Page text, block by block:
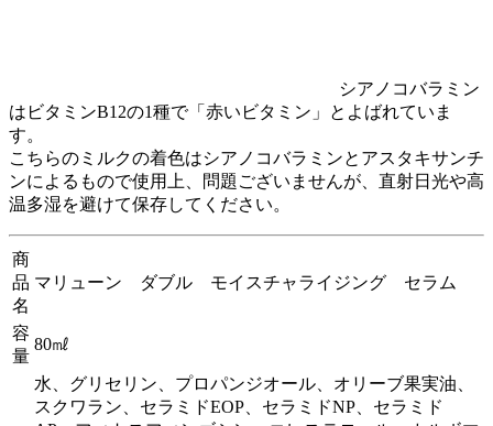
シアノコバラミン
はビタミンB12の1種で「赤いビタミン」とよばれていま
す。
こちらのミルクの着色はシアノコバラミンとアスタキサンチ
ンによるもので使用上、問題ございませんが、直射日光や高
温多湿を避けて保存してください。
商
品
名
マリューン ダブル モイスチャライジング セラム
容
量
80㎖
水、グリセリン、プロパンジオール、オリーブ果実油、
スクワラン、セラミドEOP、セラミドNP、セラミド